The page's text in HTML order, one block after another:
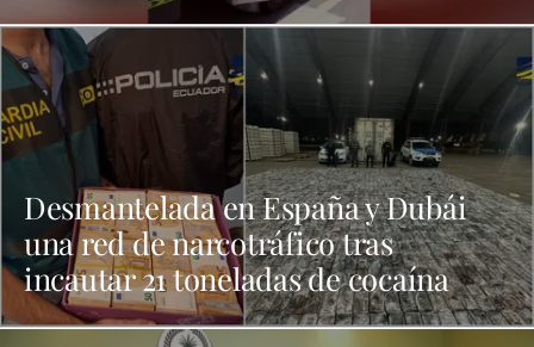
Desmantelada en España y Dubái
una red de narcotráfico tras
incautar 21 toneladas de cocaína